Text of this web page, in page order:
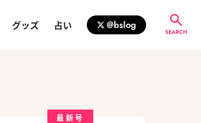
グッズ 占い @bslog
SEARCH
最新号